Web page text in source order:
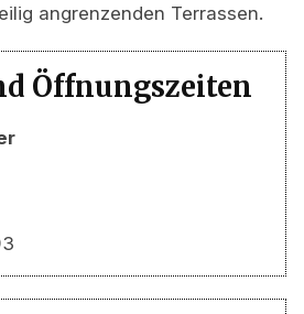
angrenzenden Terrassen.
Öffnungszeiten